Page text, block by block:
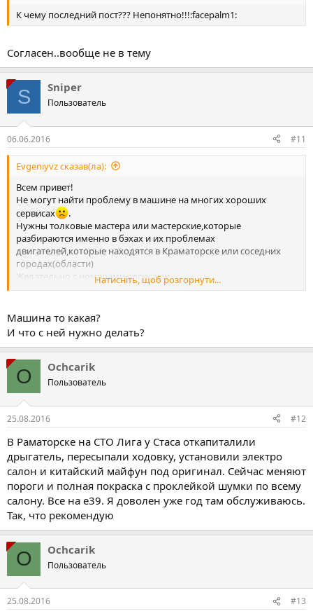
К чему последний пост??? Непонятно!!!:facepalm1:
Согласен..вообще не в тему
S Sniper
Пользователь
06.06.2016 #11
Evgeniyvz сказав(ла):
Всем привет!
Не могут найти проблему в машине на многих хороших
сервисах
.
Нужны толковые мастера или мастерские,которые
разбираются именно в бэхах и их проблемах
двигателей,которые находятся в Краматорске или соседних
городах(области)
Желательно с номерами,адресами.
Буду безумно благодарен за помощь
Натисніть, щоб розгорнути...
Машина то какая?
И что с ней нужно делать?
O Ochcarik
Пользователь
25.08.2016 #12
В Раматорске на СТО Лига у Стаса откапиталили
дрыгатель, пересыпали ходовку, установили электро
салон и китайский майфун под оригинал. Сейчас меняют
пороги и полная покраска с проклейкой шумки по всему
салону. Все на е39. Я доволен уже год там обслуживаюсь.
Так, что рекомендую
O Ochcarik
Пользователь
25.08.2016 #13